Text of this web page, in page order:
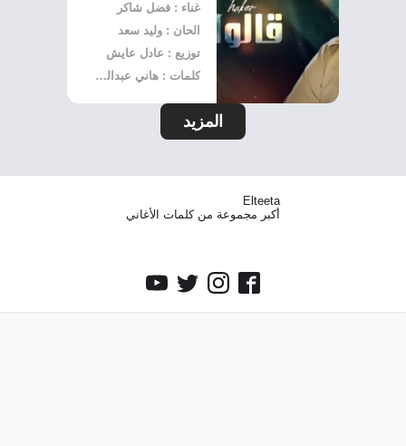
غناء : فضل شاكر
الحان : وليد سعد
توزيع : عادل عايش
كلمات : هاني عبدالكريم
المزيد
Elteeta
أكبر مجموعة من كلمات الأغاني